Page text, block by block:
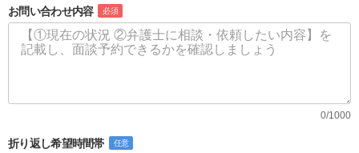
お問い合わせ内容 必須
0/1000
折り返し希望時間帯 任意